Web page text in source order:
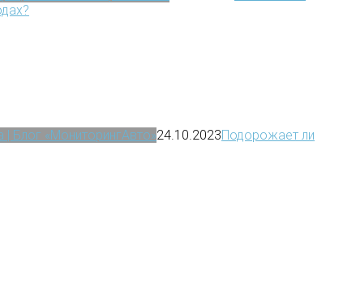
| Блог «МониторингАвто»24.10.2023Подорожает ли